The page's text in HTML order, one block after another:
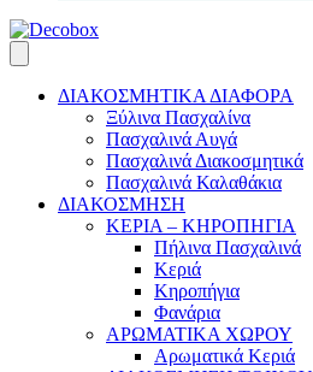
ΔΙΑΚΟΣΜΗΤΙΚΑ ΔΙΑΦΟΡΑ
Ξύλινα Πασχαλίνα
Πασχαλινά Αυγά
Πασχαλινά Διακοσμητικά
Πασχαλινά Καλαθάκια
ΔΙΑΚΟΣΜΗΣΗ
ΚΕΡΙΑ – ΚΗΡΟΠΗΓΙΑ
Πήλινα Πασχαλινά
Κεριά
Κηροπήγια
Φανάρια
ΑΡΩΜΑΤΙΚΑ ΧΩΡΟΥ
Αρωματικά Κεριά